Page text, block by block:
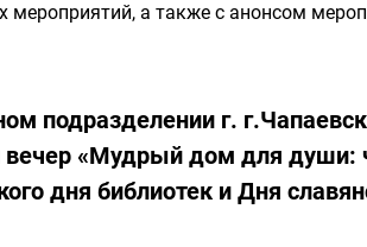
а также с анонсом
подразделении г.
вечер «Мудрый дом для души:
дня библиотек и Дня